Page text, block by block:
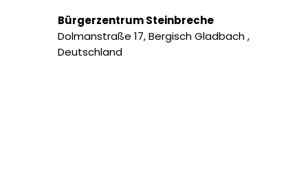
Bürgerzentrum Steinbreche
Dolmanstraße 17, Bergisch Gladbach ,
Deutschland